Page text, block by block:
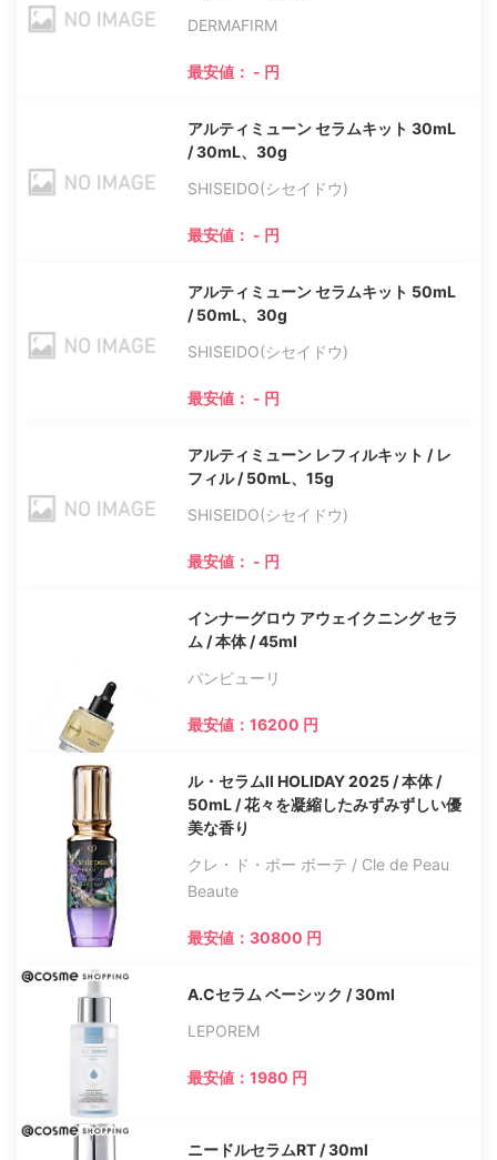
DERMAFIRM
最安値： - 円
アルティミューン セラムキット 30mL
/ 30mL、30g
SHISEIDO(シセイドウ)
最安値： - 円
アルティミューン セラムキット 50mL
/ 50mL、30g
SHISEIDO(シセイドウ)
最安値： - 円
アルティミューン レフィルキット / レ
フィル / 50mL、15g
SHISEIDO(シセイドウ)
最安値： - 円
インナーグロウ アウェイクニング セラ
ム / 本体 / 45ml
パンピューリ
最安値：16200 円
ル・セラムll HOLIDAY 2025 / 本体 /
50mL / 花々を凝縮したみずみずしい優
美な香り
クレ・ド・ポー ボーテ / Cle de Peau
Beaute
最安値：30800 円
A.Cセラム ベーシック / 30ml
LEPOREM
最安値：1980 円
ニードルセラムRT / 30ml